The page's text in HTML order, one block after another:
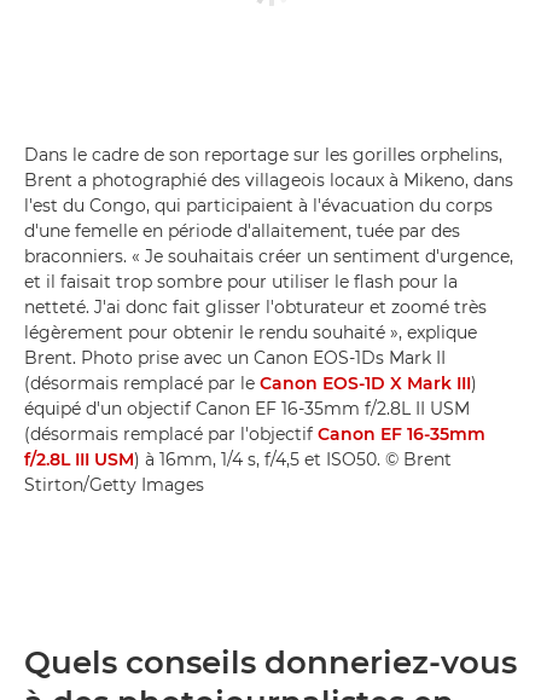
Dans le cadre de son reportage sur les gorilles orphelins,
Brent a photographié des villageois locaux à Mikeno, dans
l'est du Congo, qui participaient à l'évacuation du corps
d'une femelle en période d'allaitement, tuée par des
braconniers. « Je souhaitais créer un sentiment d'urgence,
et il faisait trop sombre pour utiliser le flash pour la
netteté. J'ai donc fait glisser l'obturateur et zoomé très
légèrement pour obtenir le rendu souhaité », explique
Brent. Photo prise avec un Canon EOS-1Ds Mark II
(désormais remplacé par le Canon EOS-1D X Mark III)
équipé d'un objectif Canon EF 16-35mm f/2.8L II USM
(désormais remplacé par l'objectif Canon EF 16-35mm
f/2.8L III USM) à 16mm, 1/4 s, f/4,5 et ISO50. © Brent
Stirton/Getty Images
Quels conseils donneriez-vous